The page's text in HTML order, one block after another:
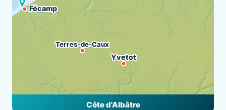
Fécamp
Terres-de-Caux
Yvetot
Côte d'Albâtre